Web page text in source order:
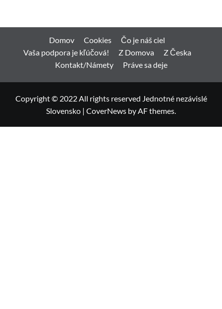
Domov Cookies
Čo je náš ciel
Vaša podpora je kľúčová!
Z Domova
Z Česka
Kontakt/Námety
Práve sa deje
Copyright © 2022 All rights reserved Jednotné nezávislé
Slovensko | CoverNews by AF themes.